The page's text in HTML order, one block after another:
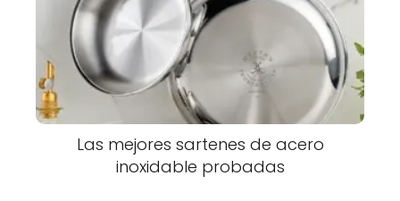
Las mejores sartenes de acero
inoxidable probadas